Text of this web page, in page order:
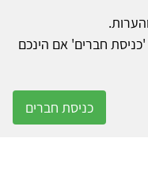
חברים' אם הינכם
כניסת חברים